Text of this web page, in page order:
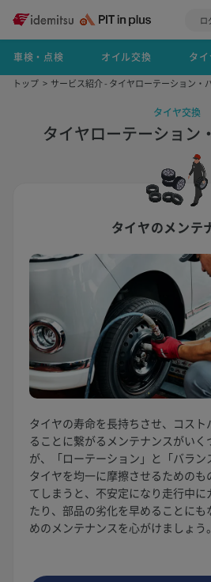
ロ
車検・点検 オイル交換 タ
トップ サービス紹介 - タイヤローテーション・
タイヤ交換
タイヤローテーション
タイヤのメンテ
タイヤの寿命を長持ちさせ、コス
ることに繋がるメンテナンスがい
が、「ローテーション」と「バラン
タイヤを均一に摩擦させるためのも
てしまうと、不安定になり走行中に
たり、部品の劣化を早めることに
めのメンテナンスを心がけましょう。